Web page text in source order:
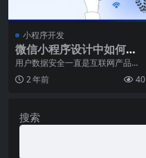
小程序开发
微信小程序设计中如何保
证用户数据安全
用户数据安全一直是互联网产品设
计中的一项重要任务，尤其是在微
信小程序设计中更是如
2 年前 40
搜索